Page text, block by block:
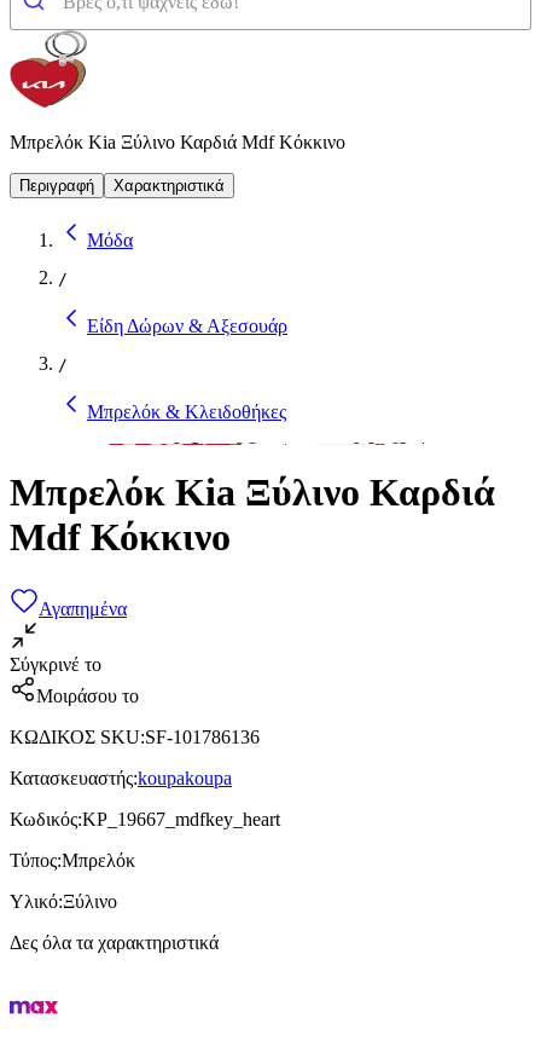
Μπρελόκ Kia Ξύλινο Καρδιά Mdf Κόκκινο
Περιγραφή Χαρακτηριστικά
Μόδα
/
Είδη Δώρων & Αξεσουάρ
/
Μπρελόκ & Κλειδοθήκες
Μπρελόκ Kia Ξύλινο Καρδιά
Mdf Κόκκινο
Αγαπημένα
Σύγκρινέ το
Μοιράσου το
ΚΩΔΙΚΟΣ SKU:SF-101786136
Κατασκευαστής:koupakoupa
Κωδικός:KP_19667_mdfkey_heart
Τύπος:Μπρελόκ
Υλικό:Ξύλινο
Δες όλα τα χαρακτηριστικά